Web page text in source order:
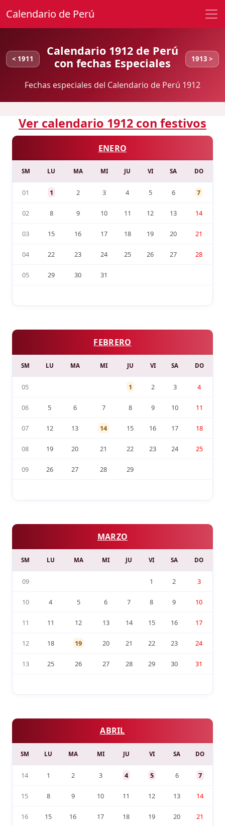
Calendario de Perú
< 1911
Calendario 1912 de Perú
con fechas Especiales
1913 >
Fechas especiales del Calendario de Perú 1912
Ver calendario 1912 con festivos
ENERO
SM LU MA MI JU VI SA DO
01 1 2 3 4 5 6 7
02 8 9 10 11 12 13 14
03 15 16 17 18 19 20 21
04 22 23 24 25 26 27 28
05 29 30 31
FEBRERO
SM LU MA MI JU VI SA DO
05 1 2 3 4
06 5 6 7 8 9 10 11
07 12 13 14 15 16 17 18
08 19 20 21 22 23 24 25
09 26 27 28 29
MARZO
SM LU MA MI JU VI SA DO
09 1 2 3
10 4 5 6 7 8 9 10
11 11 12 13 14 15 16 17
12 18 19 20 21 22 23 24
13 25 26 27 28 29 30 31
ABRIL
SM LU MA MI JU VI SA DO
14 1 2 3 4 5 6 7
15 8 9 10 11 12 13 14
16 15 16 17 18 19 20 21